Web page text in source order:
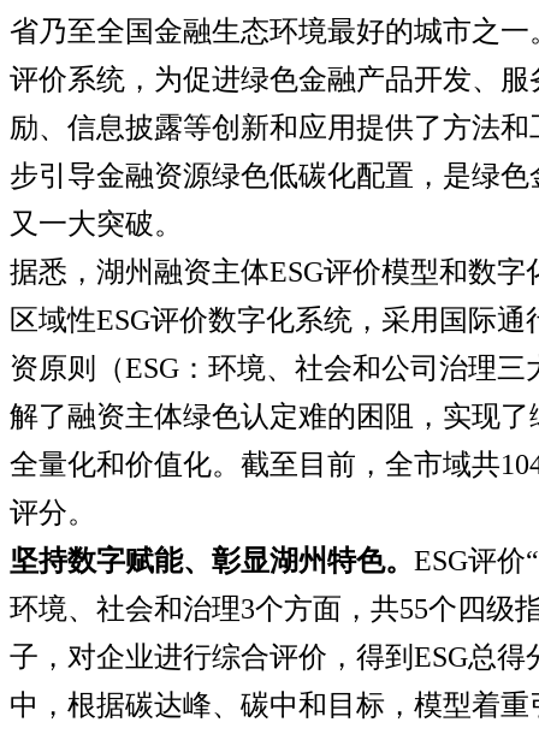
省乃至全国金融生态环境最好的城市之一
评价系统，为促进绿色金融产品开发、
励、信息披露等创新和应用提供了方法
步引导金融资源绿色低碳化配置，是绿色
又一大突破。
据悉，湖州融资主体ESG评价模型和数字
区域性ESG评价数字化系统，采用国际通
资原则（ESG ：环境、社会和公司治理
解了融资主体绿色认定难的困阻，实现
全量化和价值化。截至目前，全市域共
评分。
坚持数字赋能、彰显湖州特色。 ESG评价
环境、社会和治理3个方面 ，共55个四级
子， 对企业进行综合评价，得到 ESG总得
中，根据碳达峰、碳中和目标，模型着